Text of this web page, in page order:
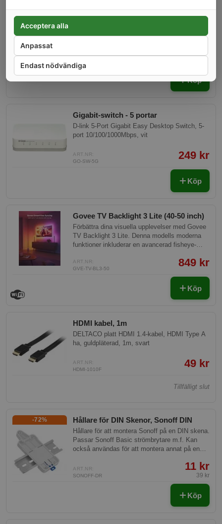
Förlängningskabel för klämmor, Shelly
Förlängningskabel, 1m, för Shelly 3EM.
129 kr
Köp
Gigabit-switch - 5 portar
D-link 5-Port Gigabit Easy Desktop Switch, 5-
port 10/100/1000Mbps, vit
ART.NR:
GO-SW-5G
249 kr
Köp
Govee TV Backlight 3 Lite (40-50 inch)
Förbättra dina visuella upplevelser med Govee
TV Backlight 3 Lite. Denna modells moderna
funktioner inkluderar en avancerad fisheye-
anpassning för ultra-tunna TV-apparater.
Optimera innehållet på din skärm och upplev
förbättrad bildkvalitet som tar din visning till
ART.NR:
GVE-TV-BL3-50
849 kr
Köp
HDMI kabel, 1m
DELTACO platt HDMI 1.4-kabel, HDMI Type A
ha, guldpläterad, 1m, svart
ART.NR:
HDMI-1010F
49 kr
Tillfälligt slut
Hållare för DIN Skenor, Sonoff DIN
-72%
Hållare för att montera Sonoff på en DIN skena.
Passar Sonoff Basic strömbrytare m.f. Kan
också användas för att montera annat på en
passar produkten.
ART.NR:
SONOFF-DR
11 kr
39 kr
Köp
Endast nödvändiga
Anpassat
Acceptera alla